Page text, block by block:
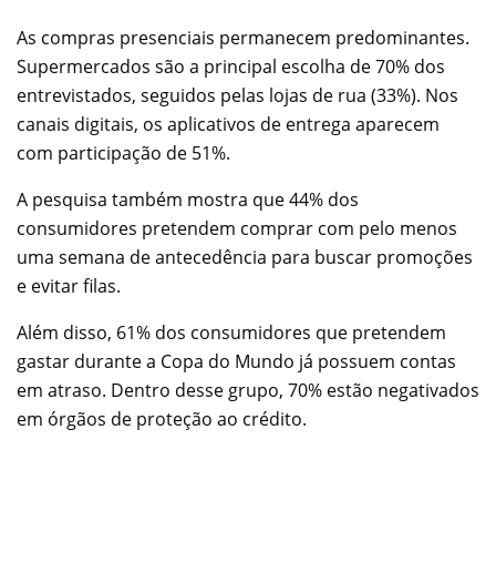
As compras presenciais permanecem predominantes.
Supermercados são a principal escolha de 70% dos
entrevistados, seguidos pelas lojas de rua (33%). Nos
canais digitais, os aplicativos de entrega aparecem
com participação de 51%.
A pesquisa também mostra que 44% dos
consumidores pretendem comprar com pelo menos
uma semana de antecedência para buscar promoções
e evitar filas.
Além disso, 61% dos consumidores que pretendem
gastar durante a Copa do Mundo já possuem contas
em atraso. Dentro desse grupo, 70% estão negativados
em órgãos de proteção ao crédito.